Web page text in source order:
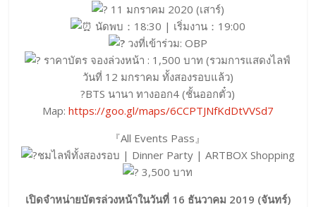
11 มกราคม 2020 (เสาร์)
นัดพบ：18:30 | เริ่มงาน：19:00
วงที่เข้าร่วม: OBP
ราคาบัตร จองล่วงหน้า : 1,500 บาท (รวมการแสดงไลฟ์
วันที่ 12 มกราคม ทั้งสองรอบแล้ว)
?BTS นานา ทางออก4 (ชั้นออกตั๋ว)
Map: https://goo.gl/maps/6CCPTJNfKdDtVVSd7
『All Events Pass』
ชมไลฟ์ทั้งสองรอบ | Dinner Party | ARTBOX Shopping
3,500 บาท
เปิดจำหน่ายบัตรล่วงหน้าในวันที่ 16 ธันวาคม 2019 (จันทร์)